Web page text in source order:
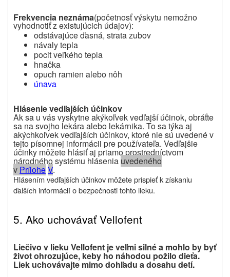
Frekvencia neznáma(početnosť výskytu nemožno
vyhodnotiť z existujúcich údajov):
odstávajúce ďasná, strata zubov
návaly tepla
pocit veľkého tepla
hnačka
opuch ramien alebo nôh
únava
Hlásenie vedľajších účinkov
Ak sa u vás vyskytne akýkoľvek vedľajší účinok, obráťte
sa na svojho lekára alebo lekárnika. To sa týka aj
akýchkoľvek vedľajších účinkov, ktoré nie sú uvedené v
tejto písomnej informácii pre používateľa. Vedľajšie
účinky môžete hlásiť aj priamo prostredníctvom
národného systému hlásenia uvedeného
v PríloheV.
Hlásením vedľajších účinkov môžete prispieť k získaniu
ďalších informácií o bezpečnosti tohto lieku.
5. Ako uchovávať Vellofent
Liečivo v lieku Vellofent je veľmi silné a mohlo by byť
život ohrozujúce, keby ho náhodou požilo dieťa.
Liek uchovávajte mimo dohľadu a dosahu detí.